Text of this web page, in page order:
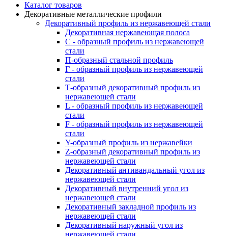
Каталог товаров
Декоративные металлические профили
Декоративный профиль из нержавеющей стали
Декоративная нержавеющая полоса
С - образный профиль из нержавеющей
стали
П-образный стальной профиль
Г - образный профиль из нержавеющей
стали
Т-образный декоративный профиль из
нержавеющей стали
L - образный профиль из нержавеющей
стали
F - образный профиль из нержавеющей
стали
Y-образный профиль из нержавейки
Z-образный декоративный профиль из
нержавеющей стали
Декоративный антивандальный угол из
нержавеющей стали
Декоративный внутренний угол из
нержавеющей стали
Декоративный закладной профиль из
нержавеющей стали
Декоративный наружный угол из
нержавеющей стали